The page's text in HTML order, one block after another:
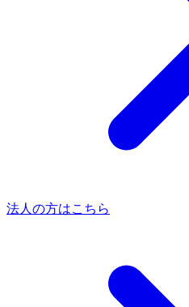
法人の方はこちら